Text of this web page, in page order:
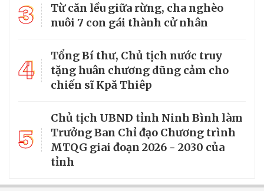
3
Từ căn lều giữa rừng, cha nghèo
nuôi 7 con gái thành cử nhân
4
Tổng Bí thư, Chủ tịch nước truy
tặng huân chương dũng cảm cho
chiến sĩ Kpă Thiêp
5
Chủ tịch UBND tỉnh Ninh Bình làm
Trưởng Ban Chỉ đạo Chương trình
MTQG giai đoạn 2026 - 2030 của
tỉnh